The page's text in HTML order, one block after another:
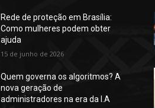
Rede de proteção em Brasília:
Como mulheres podem obter
ajuda
15 de junho de 2026
Quem governa os algoritmos? A
nova geração de
administradores na era da I.A